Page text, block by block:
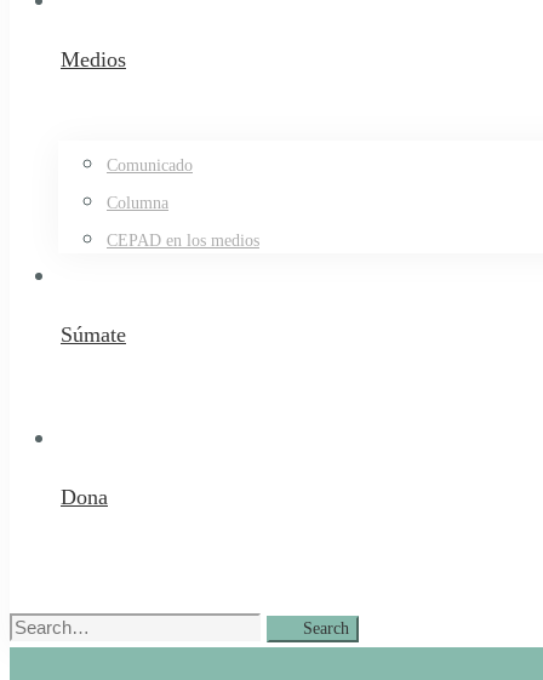
Medios
Comunicado
Columna
CEPAD en los medios
Súmate
Dona
Search
Search